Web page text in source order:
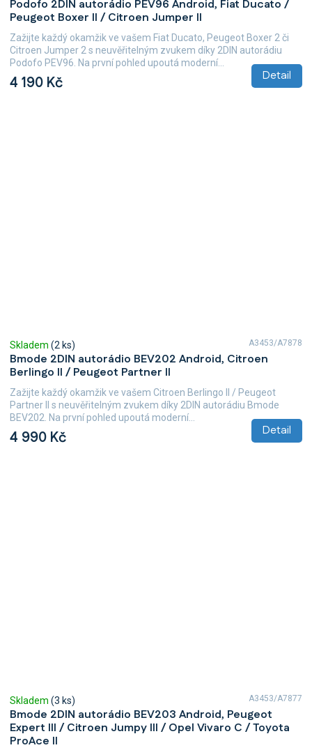
Podofo 2DIN autorádio PEV96 Android, Fiat Ducato /
Peugeot Boxer II / Citroen Jumper II
hodnocení
produktu
je
5,0
z
hvězdiček.
4 190 Kč Detail
Zažijte každý okamžik ve vašem Fiat Ducato, Peugeot Boxer 2 či
Citroen Jumper 2 s neuvěřitelným zvukem díky 2DIN autorádiu
Podofo PEV96. Na první pohled upoutá moderní...
Bmode 2DIN autorádio BEV202 Android, Citroen
Berlingo II / Peugeot Partner II
Skladem (2 ks)
4 990 Kč Detail
Zažijte každý okamžik ve vašem Citroen Berlingo II / Peugeot
Partner II s neuvěřitelným zvukem díky 2DIN autorádiu Bmode
BEV202. Na první pohled upoutá moderní...
A3453/A7878
Bmode 2DIN autorádio BEV203 Android, Peugeot
Expert III / Citroen Jumpy III / Opel Vivaro C / Toyota
ProAce II
Skladem (3 ks) A3453/A7877